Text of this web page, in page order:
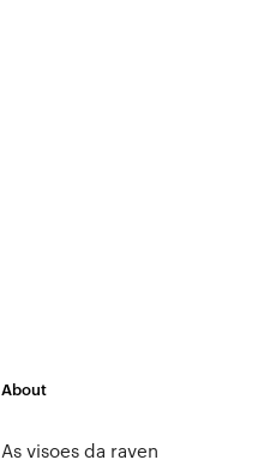
About
As visoes da raven